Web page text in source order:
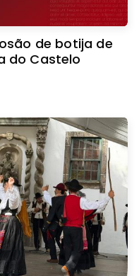
de botija de
do Castelo